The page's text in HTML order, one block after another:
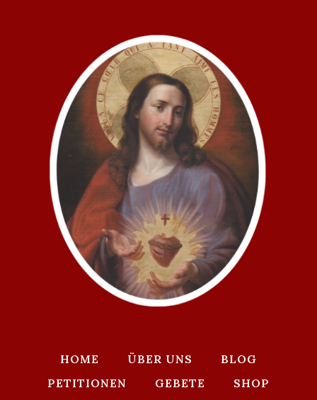
HOME ÜBER UNS
BLOG
PETITIONEN
GEBETE SHOP